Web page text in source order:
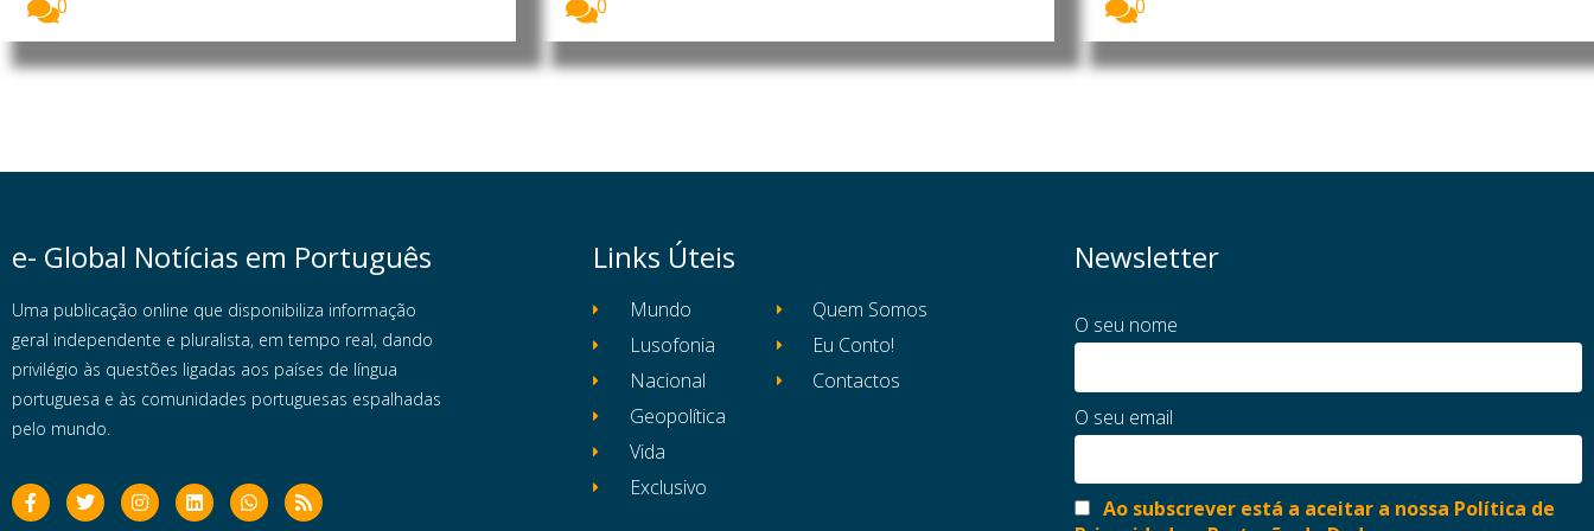
0
0
0
e- Global Notícias em Português
Uma publicação online que disponibiliza informação
geral independente e pluralista, em tempo real, dando
privilégio às questões ligadas aos países de língua
portuguesa e às comunidades portuguesas espalhadas
pelo mundo.
Links Úteis
Mundo
Lusofonia
Nacional
Geopolítica
Vida
Exclusivo
Quem Somos
Eu Conto!
Contactos
Newsletter
O seu nome
O seu email
Ao subscrever está a aceitar a nossa Política de